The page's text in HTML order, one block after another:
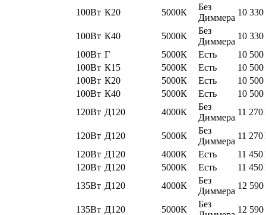
100Вт К20 5000К
Без
Диммера
10 330
100Вт К40 5000К
Без
Диммера
10 330
100Вт Г 5000К Есть
10 500
100Вт К15 5000К Есть
10 500
100Вт К20 5000К Есть
10 500
100Вт К40 5000К Есть
10 500
120Вт Д120 4000К
Без
Диммера
11 270
120Вт Д120 5000К
Без
Диммера
11 270
120Вт Д120 4000К Есть 11 450
120Вт Д120 5000К Есть 11 450
135Вт Д120 4000К
Без
Диммера
12 590
135Вт Д120 5000К
Без
12 590